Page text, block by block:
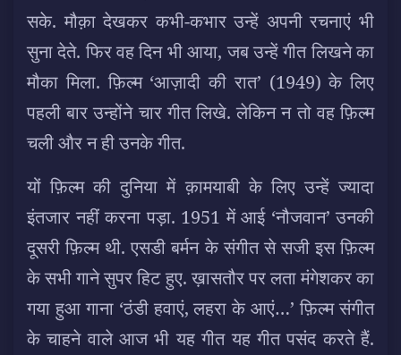
सके. मौक़ा देखकर कभी-कभार उन्हें अपनी रचनाएं भी
सुना देते. फिर वह दिन भी आया, जब उन्हें गीत लिखने का
मौका मिला. फ़िल्म ‘आज़ादी की रात’ (1949) के लिए
पहली बार उन्होंने चार गीत लिखे. लेकिन न तो वह फ़िल्म
चली और न ही उनके गीत.
यों फ़िल्म की दुनिया में क़ामयाबी के लिए उन्हें ज्यादा
इंतजार नहीं करना पड़ा. 1951 में आई ‘नौजवान’ उनकी
दूसरी फ़िल्म थी. एसडी बर्मन के संगीत से सजी इस फ़िल्म
के सभी गाने सुपर हिट हुए. ख़ासतौर पर लता मंगेशकर का
गया हुआ गाना ‘ठंडी हवाएं, लहरा के आएं…’ फ़िल्म संगीत
के चाहने वाले आज भी यह गीत यह गीत पसंद करते हैं.